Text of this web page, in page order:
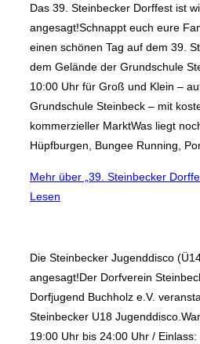
Das 39. Steinbecker Dorffest ist
angesagt!Schnappt euch eure
einen schönen Tag auf dem 39.
dem Gelände der Grundschule
10:00 Uhr für Groß und Klein –
Grundschule Steinbeck – mit
kommerzieller MarktWas liegt
Hüpfburgen, Bungee Running,
Mehr über „39. Steinbecker
Lesen
Die Steinbecker Jugenddisco
angesagt!Der Dorfverein
Dorfjugend Buchholz e.V.
Steinbecker U18
19:00 Uhr bis 24:00 Uhr /